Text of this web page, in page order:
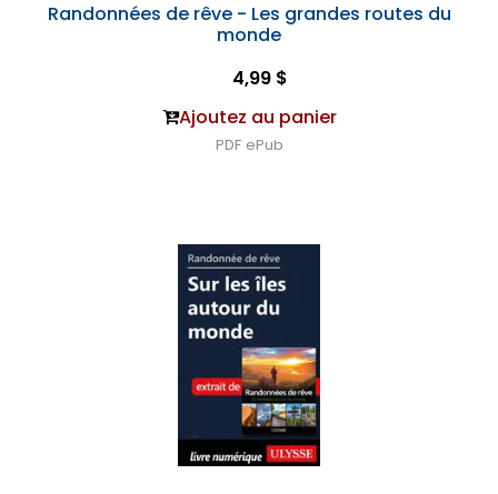
Randonnées de rêve - Les grandes routes du
monde
4,99 $
Ajoutez au panier
PDF ePub